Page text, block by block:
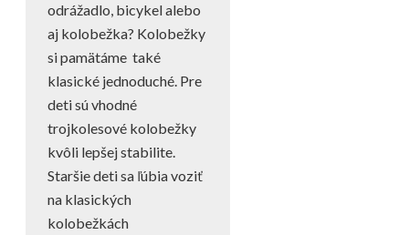
odrážadlo, bicykel alebo
aj kolobežka? Kolobežky
si pamätáme také
klasické jednoduché. Pre
deti sú vhodné
trojkolesové kolobežky
kvôli lepšej stabilite.
Staršie deti sa ľúbia voziť
na klasických
kolobežkách